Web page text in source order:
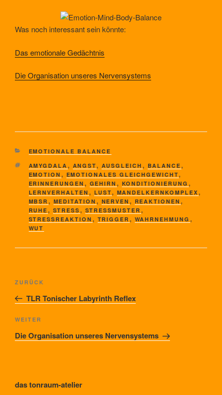
Was noch interessant sein könnte:
Das emotionale Gedächtnis
Die Organisation unseres Nervensystems
KATEGORIEN
EMOTIONALE BALANCE
SCHLAGWÖRTER
AMYGDALA , ANGST, AUSGLEICH , BALANCE ,
EMOTION , EMOTIONALES GLEICHGEWICHT,
ERINNERUNGEN , GEHIRN , KONDITIONIERUNG ,
LERNVERHALTEN , LUST, MANDELKERNKOMPLEX ,
MBSR , MEDITATION , NERVEN , REAKTIONEN ,
RUHE , STRESS , STRESSMUSTER ,
STRESSREAKTION , TRIGGER , WAHRNEHMUNG ,
WUT
Beitragsnavigation
Vorheriger
Beitrag
ZURÜCK
TLR Tonischer Labyrinth Reflex
Nächster
Beitrag
WEITER
Die Organisation unseres Nervensystems
das tonraum-atelier